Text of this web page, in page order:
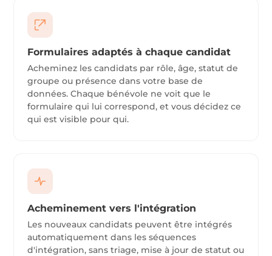
Formulaires adaptés à chaque candidat
Acheminez les candidats par rôle, âge, statut de
groupe ou présence dans votre base de
données. Chaque bénévole ne voit que le
formulaire qui lui correspond, et vous décidez ce
qui est visible pour qui.
Acheminement vers l'intégration
Les nouveaux candidats peuvent être intégrés
automatiquement dans les séquences
d'intégration, sans triage, mise à jour de statut ou